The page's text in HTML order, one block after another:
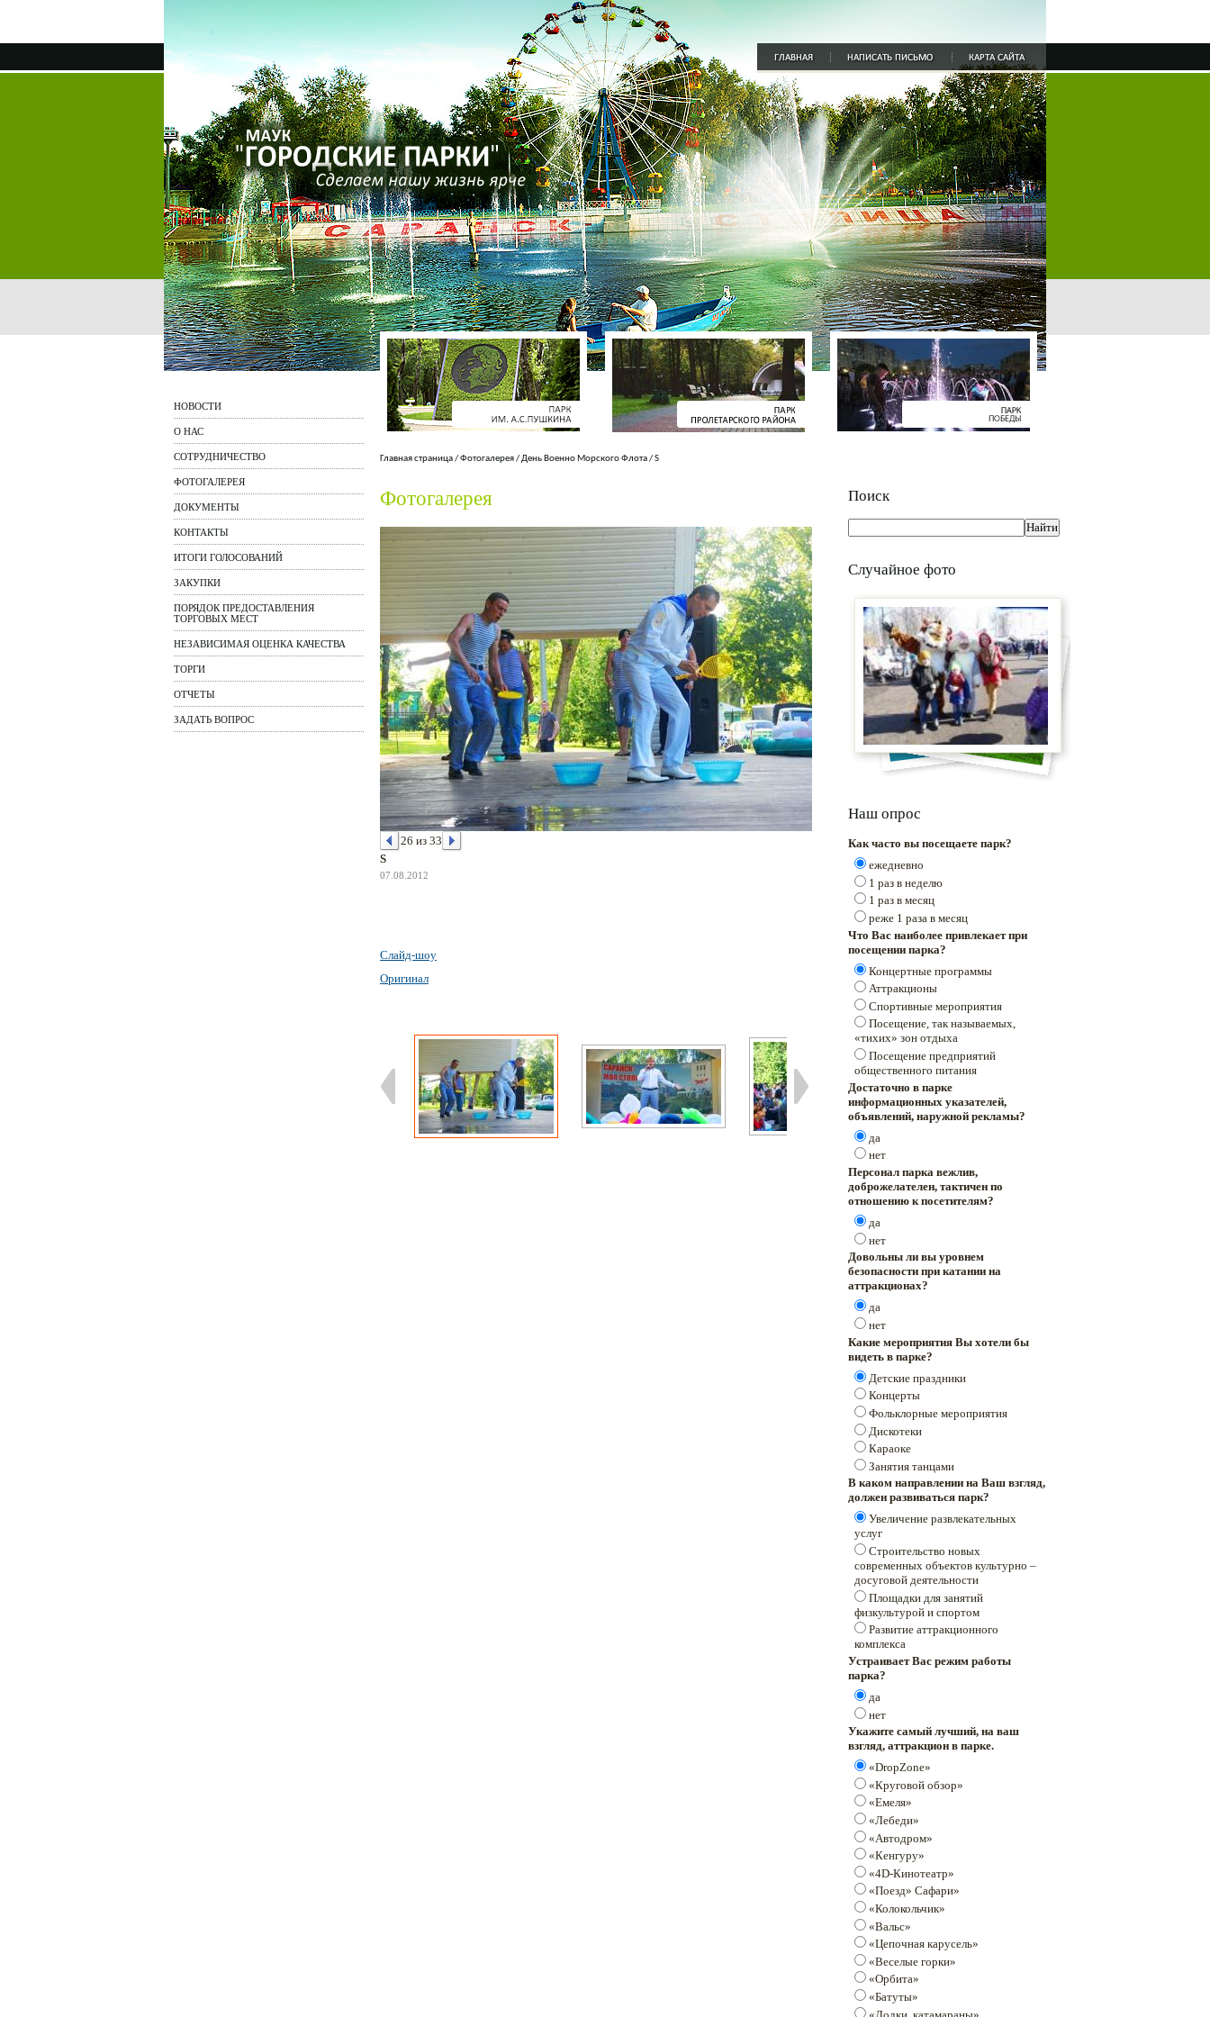
НОВОСТИ
О НАС
СОТРУДНИЧЕСТВО
ФОТОГАЛЕРЕЯ
ДОКУМЕНТЫ
КОНТАКТЫ
ИТОГИ ГОЛОСОВАНИЙ
ЗАКУПКИ
ПОРЯДОК ПРЕДОСТАВЛЕНИЯ
ТОРГОВЫХ МЕСТ
НЕЗАВИСИМАЯ ОЦЕНКА КАЧЕСТВА
ТОРГИ
ОТЧЕТЫ
ЗАДАТЬ ВОПРОС
Главная страница/Фотогалерея/День Военно Морского Флота/S
Фотогалерея
26 из 33
S
07.08.2012
Слайд-шоу
Оригинал
Поиск
Случайное фото
Наш опрос
Как часто вы посещаете парк?
ежедневно
1 раз в неделю
1 раз в месяц
реже 1 раза в месяц
Что Вас наиболее привлекает при
посещении парка?
Концертные программы
Аттракционы
Спортивные мероприятия
Посещение, так называемых,
«тихих» зон отдыха
Посещение предприятий
общественного питания
Достаточно в парке
информационных указателей,
объявлений, наружной рекламы?
да
нет
Персонал парка вежлив,
доброжелателен, тактичен по
отношению к посетителям?
да
нет
Довольны ли вы уровнем
безопасности при катании на
аттракционах?
да
нет
Какие мероприятия Вы хотели бы
видеть в парке?
Детские праздники
Концерты
Фольклорные мероприятия
Дискотеки
Караоке
Занятия танцами
В каком направлении на Ваш взгляд,
должен развиваться парк?
Увеличение развлекательных
услуг
Строительство новых
современных объектов культурно –
досуговой деятельности
Площадки для занятий
физкультурой и спортом
Развитие аттракционного
комплекса
Устраивает Вас режим работы
парка?
да
нет
Укажите самый лучший, на ваш
взгляд, аттракцион в парке.
«DropZone»
«Круговой обзор»
«Емеля»
«Лебеди»
«Автодром»
«Кенгуру»
«4D-Кинотеатр»
«Поезд» Сафари»
«Колокольчик»
«Вальс»
«Цепочная карусель»
«Веселые горки»
«Орбита»
«Батуты»